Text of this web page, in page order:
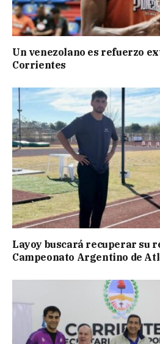
Un venezolano es refuerzo
Corrientes
Layoy buscará recuperar su
Campeonato Argentino de